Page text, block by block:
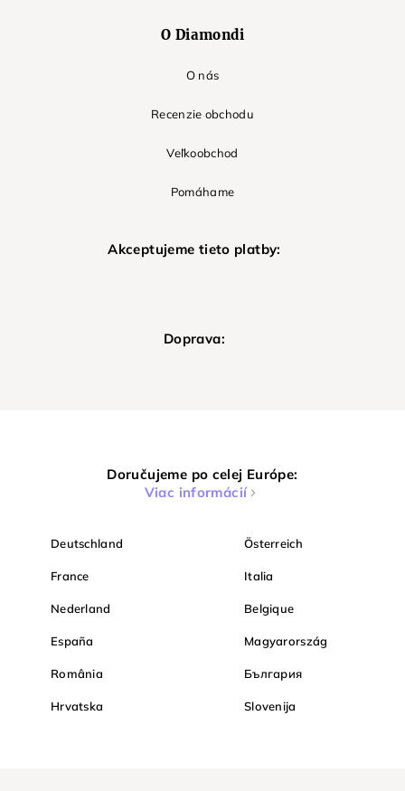
O Diamondi
O nás
Recenzie obchodu
Veľkoobchod
Pomáhame
Akceptujeme tieto platby:
Doprava:
Doručujeme po celej Európe:
Viac informácií
Deutschland Österreich
France Italia
Nederland Belgique
España Magyarország
România България
Hrvatska Slovenija